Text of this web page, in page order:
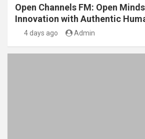
Open Channels FM: Open
Innovation with Authentic
4 days ago Admin